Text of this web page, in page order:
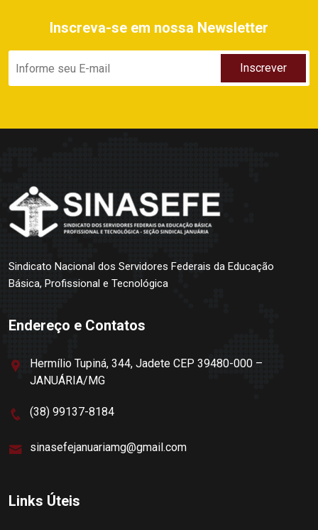
Inscreva-se em nossa Newsletter
Sindicato Nacional dos Servidores Federais da Educação
Básica, Profissional e Tecnológica
Endereço e Contatos
Hermílio Tupiná, 344, Jadete CEP 39480-000 –
JANUÁRIA/MG
(38) 99137-8184
sinasefejanuariamg@gmail.com
Links Úteis